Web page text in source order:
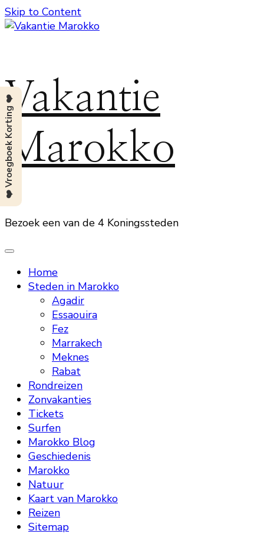
Skip to Content
Vakantie
Marokko
Bezoek een van de 4 Koningssteden
Home
Steden in Marokko
Agadir
Essaouira
Fez
Marrakech
Meknes
Rabat
Rondreizen
Zonvakanties
Tickets
Surfen
Marokko Blog
Geschiedenis
Marokko
Natuur
Kaart van Marokko
Reizen
Sitemap
❤️ Vroegboek Korting ❤️